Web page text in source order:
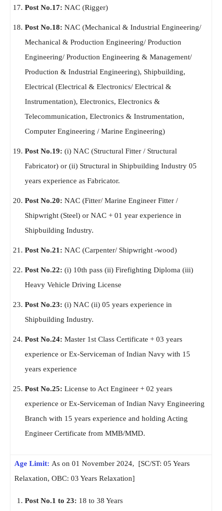
Post No.17: NAC (Rigger)
Post No.18: NAC (Mechanical & Industrial Engineering/
Mechanical & Production Engineering/ Production
Engineering/ Production Engineering & Management/
Production & Industrial Engineering), Shipbuilding,
Electrical (Electrical & Electronics/ Electrical &
Instrumentation), Electronics, Electronics &
Telecommunication, Electronics & Instrumentation,
Computer Engineering / Marine Engineering)
Post No.19: (i) NAC (Structural Fitter / Structural
Fabricator) or (ii) Structural in Shipbuilding Industry 05
years experience as Fabricator.
Post No.20: NAC (Fitter/ Marine Engineer Fitter /
Shipwright (Steel) or NAC + 01 year experience in
Shipbuilding Industry.
Post No.21: NAC (Carpenter/ Shipwright -wood)
Post No.22: (i) 10th pass (ii) Firefighting Diploma (iii)
Heavy Vehicle Driving License
Post No.23: (i) NAC (ii) 05 years experience in
Shipbuilding Industry.
Post No.24: Master 1st Class Certificate + 03 years
experience or Ex-Serviceman of Indian Navy with 15
years experience
Post No.25: License to Act Engineer + 02 years
experience or Ex-Serviceman of Indian Navy Engineering
Branch with 15 years experience and holding Acting
Engineer Certificate from MMB/MMD.
Age Limit: As on 01 November 2024, [SC/ST: 05 Years
Relaxation, OBC: 03 Years Relaxation]
Post No.1 to 23: 18 to 38 Years